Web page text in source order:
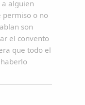
alguien
permiso o no
son
el convento
que todo el